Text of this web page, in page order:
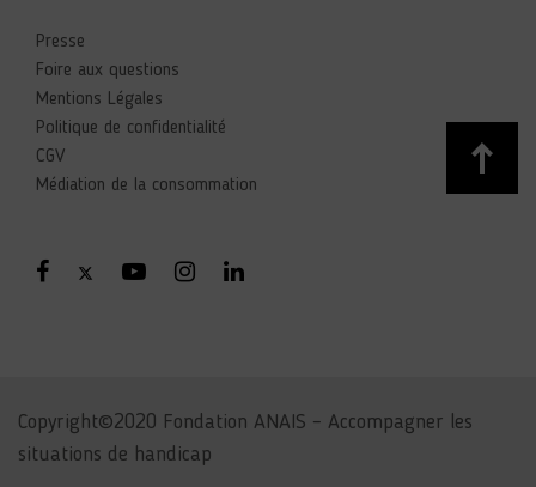
Presse
Foire aux questions
Mentions Légales
Politique de confidentialité
CGV
Médiation de la consommation
Copyright©2020 Fondation ANAIS – Accompagner les
situations de handicap